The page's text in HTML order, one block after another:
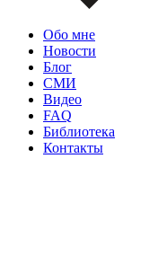
Обо мне
Новости
Блог
СМИ
Видео
FAQ
Библиотека
Контакты